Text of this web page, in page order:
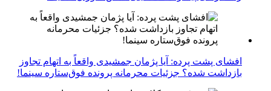
افشای پشت پرده: آیا پژمان جمشیدی واقعاً به اتهام تجاوز
بازداشت شده؟ جزئیات محرمانه پرونده فوق‌ستاره سینما!